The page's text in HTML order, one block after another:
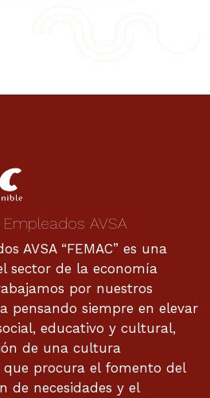
AVSA
AVSA “FEMAC” es una
sector de la economía
por nuestros
pensando siempre en elevar
educativo y cultural,
de una cultura
que procura el fomento del
de necesidades y el